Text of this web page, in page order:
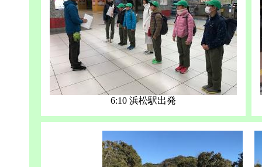
6:10 浜松駅出発